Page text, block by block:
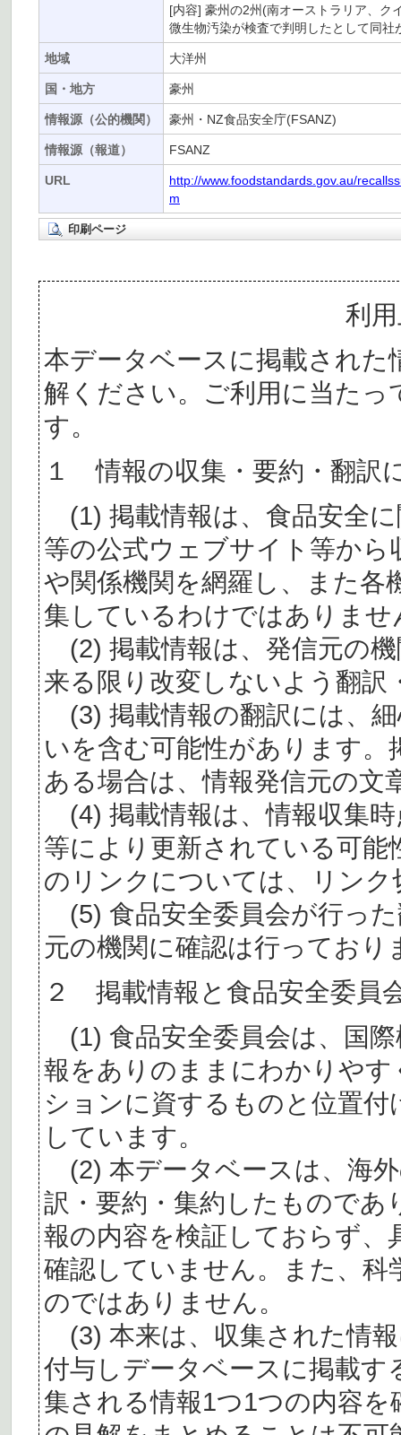
[内容] 豪州の2州(南オーストラリア、ク
微生物汚染が検査で判明したとして同社
地域 大洋州
国・地方 豪州
情報源（公的機関） 豪州・NZ食品安全庁(FSANZ)
情報源（報道） FSANZ
URL
http://www.foodstandards.gov.au/
m
印刷ページ
利
本データベースに掲載された
解ください。ご利用に当た
す。
１ 情報の収集・要約・翻訳
(1) 掲載情報は、食品安全
等の公式ウェブサイト等か
や関係機関を網羅し、また各
集しているわけではありませ
(2) 掲載情報は、発信元の
来る限り改変しないよう翻訳
(3) 掲載情報の翻訳には、
いを含む可能性があります。
ある場合は、情報発信元の文
(4) 掲載情報は、情報収集
等により更新されている可
のリンクについては、リン
(5) 食品安全委員会が行っ
元の機関に確認は行っており
２ 掲載情報と食品安全委員
(1) 食品安全委員会は、国
報をありのままにわかりや
ションに資するものと位置
しています。
(2) 本データベースは、海
訳・要約・集約したものであ
報の内容を検証しておらず、
確認していません。また、
のではありません。
(3) 本来は、収集された情
付与しデータベースに掲載
集される情報1つ1つの内容